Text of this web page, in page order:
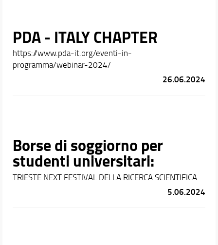
PDA - ITALY CHAPTER
https://www.pda-it.org/eventi-in-
programma/webinar-2024/
26.06.2024
Borse di soggiorno per
studenti universitari:
TRIESTE NEXT FESTIVAL DELLA RICERCA SCIENTIFICA
5.06.2024